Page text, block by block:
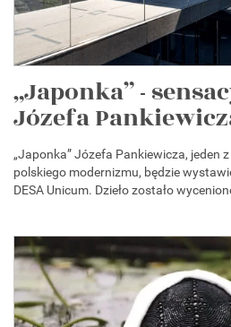
„Japonka” -
Józefa
„Japonka” Józefa Pankiewicza, jeden
polskiego modernizmu, będzie
DESA Unicum. Dzieło zostało